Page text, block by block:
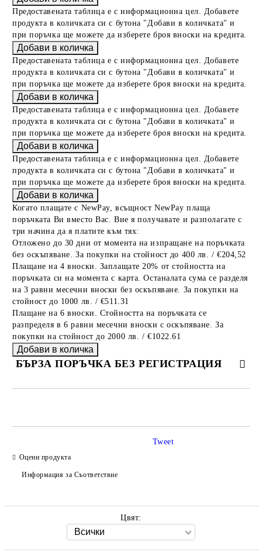
Предоставената таблица е с информационна цел. Добавете
продукта в количката си с бутона "Добави в количката" и
при поръчка ще можете да изберете броя вноски на кредита.
Предоставената таблица е с информационна цел. Добавете
продукта в количката си с бутона "Добави в количката" и
при поръчка ще можете да изберете броя вноски на кредита.
Предоставената таблица е с информационна цел. Добавете
продукта в количката си с бутона "Добави в количката" и
при поръчка ще можете да изберете броя вноски на кредита.
Предоставената таблица е с информационна цел. Добавете
продукта в количката си с бутона "Добави в количката" и
при поръчка ще можете да изберете броя вноски на кредита.
Когато плащате с NewPay, всъщност NewPay плаща
поръчката Ви вместо Вас. Вие я получавате и разполагате с
три начина да я платите към тях:
Отложено до 30 дни от момента на изпращане на поръчката
без оскъпяване. За покупки на стойност до 400 лв. / €204,52
Плащане на 4 вноски. Заплащате 20% от стойността на
поръчката си на момента с карта. Останалата сума се разделя
на 3 равни месечни вноски без оскъпяване. За покупки на
стойност до 1000 лв. / €511.31
Плащане на 6 вноски. Стойността на поръчката се
разпределя в 6 равни месечни вноски с оскъпяване. За
покупки на стойност до 2000 лв. / €1022.61
БЪРЗА ПОРЪЧКА БЕЗ РЕГИСТРАЦИЯ
Ние ще се свържем с вас в рамките на работния ден.
Оцени продукта
Информация за Съответствие
Tweet
Цвят: